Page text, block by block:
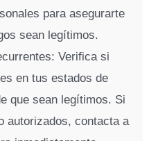
para asegurarte
sean legítimos.
Verifica si
en tus estados de
que sean legítimos. Si
autorizados, contacta a